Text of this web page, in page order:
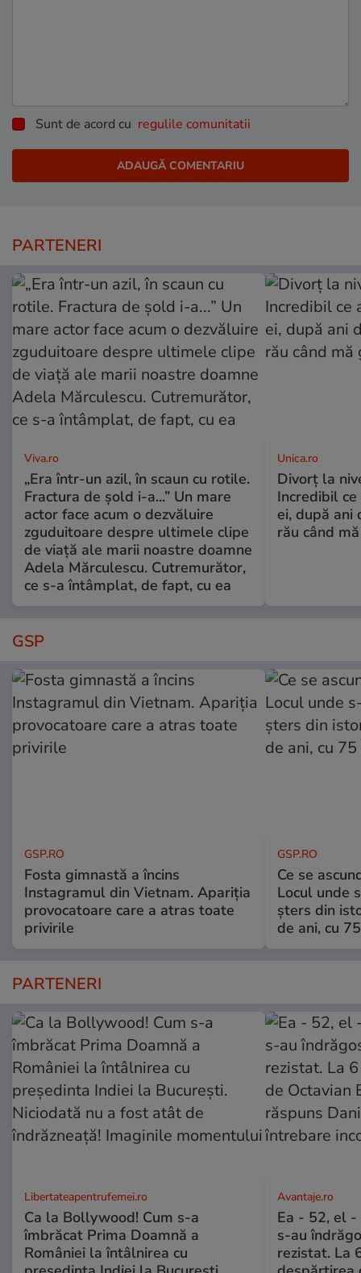
Sunt de acord cu regulile comunitatii
PARTENERI
Viva.ro
„Era într-un azil, în scaun cu rotile.
Fractura de șold i-a...” Un mare
actor face acum o dezvăluire
zguduitoare despre ultimele clipe
de viață ale marii noastre doamne
Adela Mărculescu. Cutremurător,
ce s-a întâmplat, de fapt, cu ea
Unica.ro
Divorț la
Incredibil
ei, după ani
rău când
GSP
GSP.RO
Fosta gimnastă a încins
Instagramul din Vietnam. Apariția
provocatoare care a atras toate
privirile
GSP.RO
Ce se
Locul unde
șters din
de ani, cu
PARTENERI
Libertateapentrufemei.ro
Ca la Bollywood! Cum s-a
îmbrăcat Prima Doamnă a
României la întâlnirea cu
Avantaje.ro
Ea - 52, el -
s-au
rezistat. La